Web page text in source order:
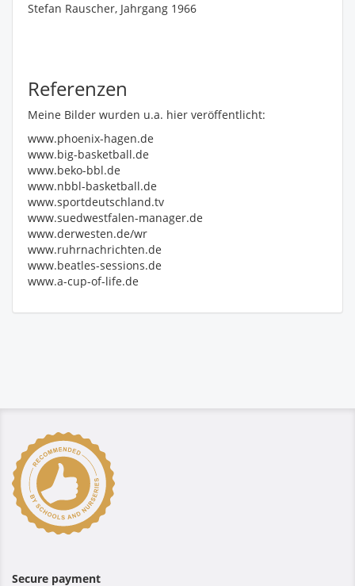
Stefan Rauscher, Jahrgang 1966
Referenzen
Meine Bilder wurden u.a. hier veröffentlicht:
www.phoenix-hagen.de
www.big-basketball.de
www.beko-bbl.de
www.nbbl-basketball.de
www.sportdeutschland.tv
www.suedwestfalen-manager.de
www.derwesten.de/wr
www.ruhrnachrichten.de
www.beatles-sessions.de
www.a-cup-of-life.de
Secure payment